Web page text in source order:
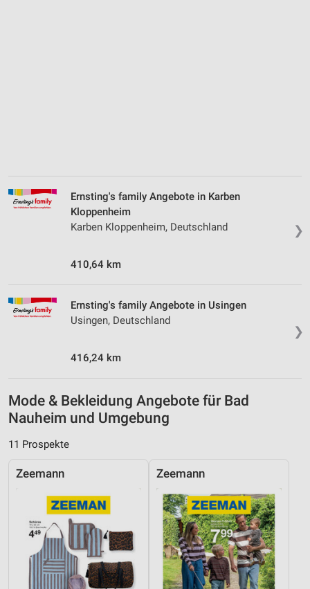
❯
Ernsting's family Angebote in Karben
Kloppenheim
Karben Kloppenheim, Deutschland
410,64 km
❯
Ernsting's family Angebote in Usingen
Usingen, Deutschland
416,24 km
Mode & Bekleidung Angebote für Bad
Nauheim und Umgebung
11 Prospekte
Zeemann Zeemann